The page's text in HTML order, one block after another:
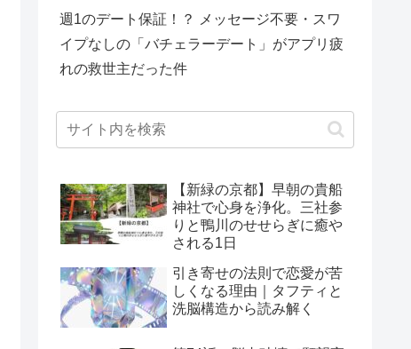
週1のデート保証！？ メッセージ不要・スワ
イプなしの「バチェラーデート」がアプリ疲
れの救世主だった件
【新緑の京都】早朝の貴船
神社で心身を浄化。三社参
りと鴨川のせせらぎに癒や
される1日
引き寄せの法則で恋愛が苦
しくなる理由｜タフティと
洗脳構造から読み解く